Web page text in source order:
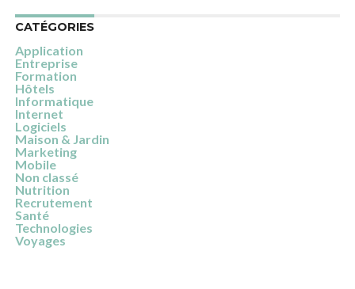
CATÉGORIES
Application
Entreprise
Formation
Hôtels
Informatique
Internet
Logiciels
Maison & Jardin
Marketing
Mobile
Non classé
Nutrition
Recrutement
Santé
Technologies
Voyages